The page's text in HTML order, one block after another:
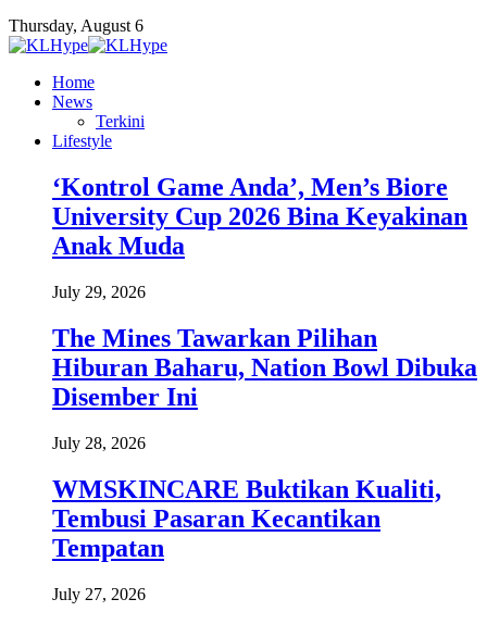
Thursday, August 6
Home
News
Terkini
Lifestyle
‘Kontrol Game Anda’, Men’s Biore
University Cup 2026 Bina Keyakinan
Anak Muda
July 29, 2026
The Mines Tawarkan Pilihan
Hiburan Baharu, Nation Bowl Dibuka
Disember Ini
July 28, 2026
WMSKINCARE Buktikan Kualiti,
Tembusi Pasaran Kecantikan
Tempatan
July 27, 2026